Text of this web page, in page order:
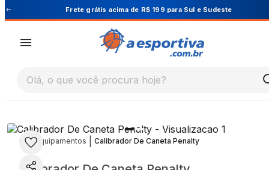
Cupom PRIMEIRA10 para 10% OFF na 1ª compra
Olá, o que você procura hoje?
| Equipamentos Calibrador De Caneta Penalty